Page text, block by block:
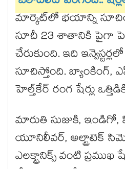
మార్కెట్‌లో భయాన్ని
సూచీ 23 శాతానికి పైగా
చేరుకుంది. ఇది
సూచిస్తోంది. బ్యాంకింగ్,
హెల్త్‌కేర్ రంగ షేర్లు
మారుతి సుజుకి, ఇండిగో,
యూనిలీవర్, అల్ట్రాటెక్
ఎలక్ట్రానిక్స్ వంటి ప్రముఖ